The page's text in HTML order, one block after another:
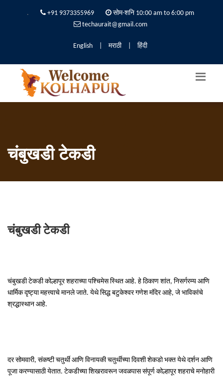
. +91 9373355969
सोम-शनि 10:00 am to 6:00 pm
techaurait@gmail.com
English मराठी हिंदी
चंबुखडी टेकडी
चंबुखडी टेकडी
चंबुखडी टेकडी कोल्हापूर शहराच्या पश्चिमेस स्थित आहे. हे ठिकाण शांत, निसर्गरम्य आणि
धार्मिक दृष्ट्या महत्त्वाचे मानले जाते. येथेसिद्ध बटुकेश्वर गणेश मंदिरआहे, जे भाविकांचे
श्रद्धास्थान आहे.
दर सोमवारी, संकष्टी चतुर्थी आणि विनायकी चतुर्थीच्या दिवशी शेकडो भक्त येथे दर्शन आणि
पूजा करण्यासाठी येतात. टेकडीच्या शिखरावरून जवळपास संपूर्ण कोल्हापूर शहराचे मनोहारी